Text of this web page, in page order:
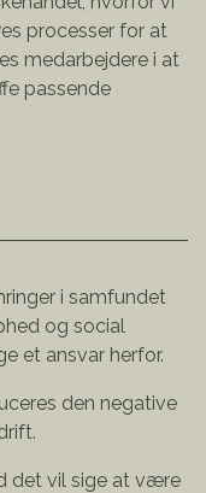
processer for at
medarbejdere i at
passende
i samfundet
og social
et ansvar herfor.
den negative
det vil sige at være